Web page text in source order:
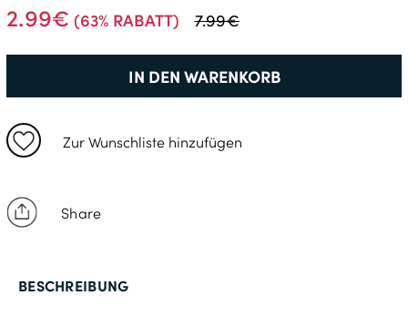
2.99€ (63% RABATT) 7.99€
IN DEN WARENKORB
Zur Wunschliste hinzufügen
Share
BESCHREIBUNG